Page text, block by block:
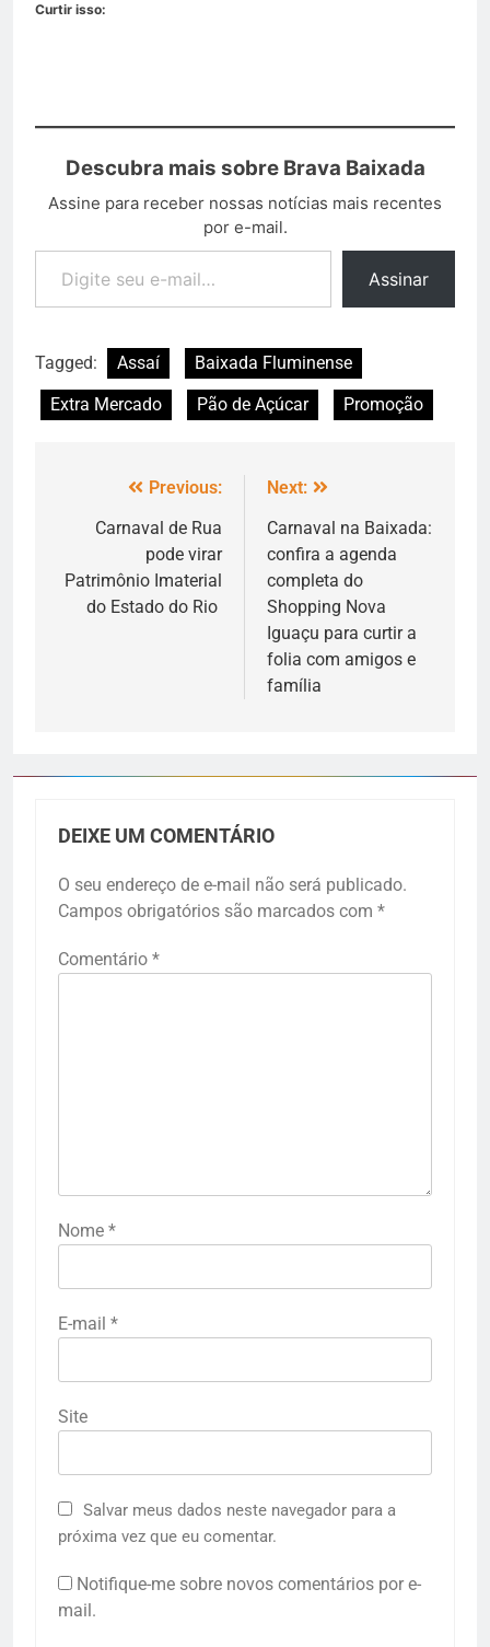
Curtir isso:
Descubra mais sobre Brava Baixada
Assine para receber nossas notícias mais recentes
por e-mail.
Assinar
Tagged: Assaí
Baixada Fluminense
Extra Mercado
Pão de Açúcar Promoção
Previous:
Carnaval de Rua
pode virar
Patrimônio Imaterial
do Estado do Rio
Next:
Carnaval na Baixada:
confira a agenda
completa do
Shopping Nova
Iguaçu para curtir a
folia com amigos e
família
DEIXE UM COMENTÁRIO
O seu endereço de e-mail não será publicado.
Campos obrigatórios são marcados com *
Comentário *
Nome *
E-mail *
Site
Salvar meus dados neste navegador para a
próxima vez que eu comentar.
Notifique-me sobre novos comentários por e-
mail.